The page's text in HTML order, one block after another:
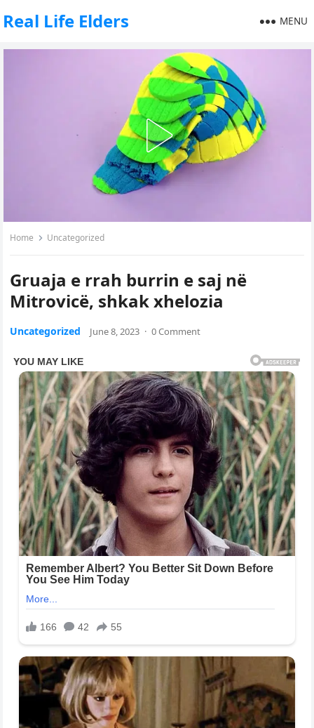
Real Life Elders MENU
Home Uncategorized
Gruaja e rrah burrin e saj në
Mitrovicë, shkak xhelozia
Uncategorized June 8, 2023 · 0 Comment